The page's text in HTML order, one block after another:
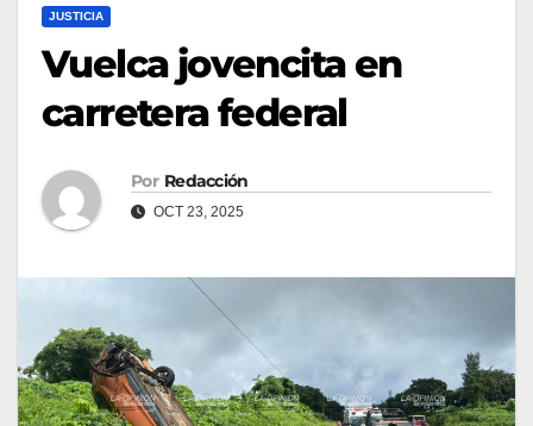
JUSTICIA
Vuelca jovencita en
carretera federal
Por Redacción
OCT 23, 2025